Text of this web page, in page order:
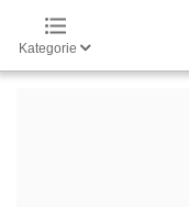
Kategorie